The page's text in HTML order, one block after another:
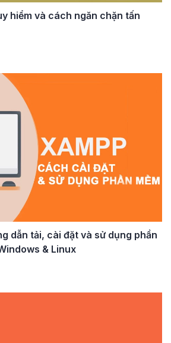
hiểm và cách ngăn chặn tấn
dẫn tải, cài đặt và sử dụng phần
& Linux